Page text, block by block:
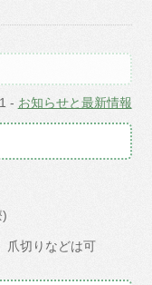
- お知らせと最新情報
)
爪切りなどは可